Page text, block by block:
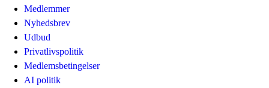
Medlemmer
Nyhedsbrev
Udbud
Privatlivspolitik
Medlemsbetingelser
AI politik